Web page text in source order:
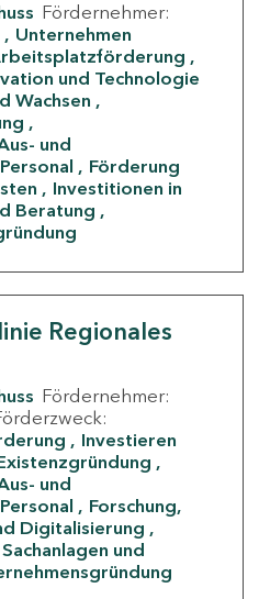
Fördernehmer:
Unternehmen
und Technologie
Wachsen
und
Förderung
Investitionen in
Beratung
Regionales
Fördernehmer:
Investieren
und
Forschung,
Digitalisierung
und